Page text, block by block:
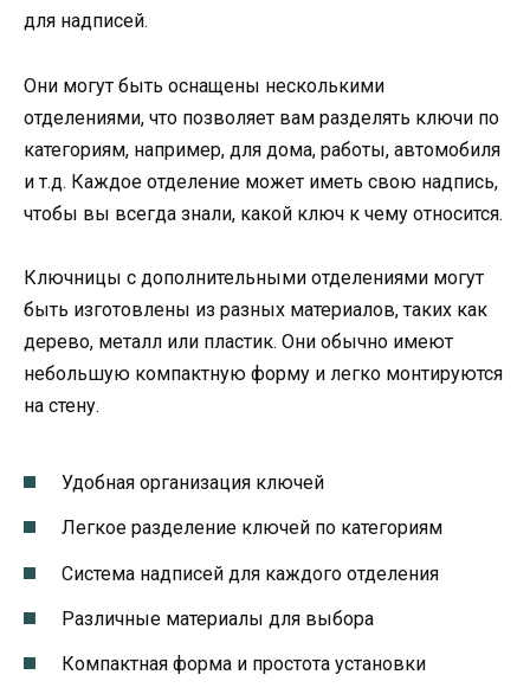
для надписей.
Они могут быть оснащены несколькими
отделениями, что позволяет вам разделять ключи по
категориям, например, для дома, работы, автомобиля
и т.д. Каждое отделение может иметь свою надпись,
чтобы вы всегда знали, какой ключ к чему относится.
Ключницы с дополнительными отделениями могут
быть изготовлены из разных материалов, таких как
дерево, металл или пластик. Они обычно имеют
небольшую компактную форму и легко монтируются
на стену.
Удобная организация ключей
Легкое разделение ключей по категориям
Система надписей для каждого отделения
Различные материалы для выбора
Компактная форма и простота установки